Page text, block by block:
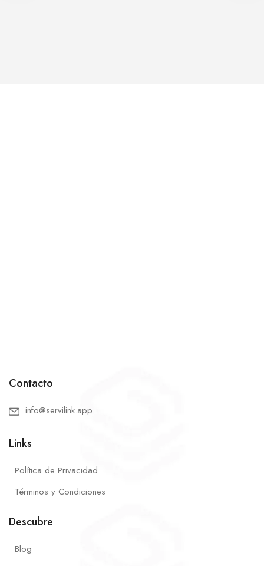
Contacto
info@servilink.app
Links
Política de Privacidad
Términos y Condiciones
Descubre
Blog